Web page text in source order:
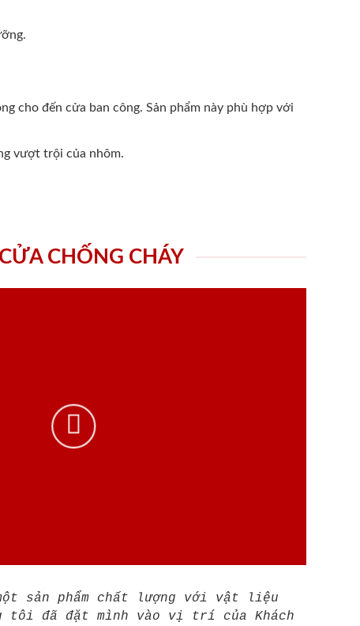
cho đến cửa ban công. Sản phẩm này phù hợp với
vượt trội của nhôm.
CHỐNG CHÁY
sản phẩm chất lượng với vật liệu
tôi đã đặt mình vào vị trí của Khách